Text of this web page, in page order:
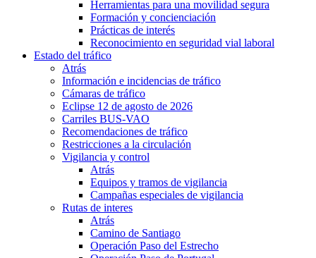
Herramientas para una movilidad segura
Formación y concienciación
Prácticas de interés
Reconocimiento en seguridad vial laboral
Estado del tráfico
Atrás
Información e incidencias de tráfico
Cámaras de tráfico
Eclipse 12 de agosto de 2026
Carriles BUS-VAO
Recomendaciones de tráfico
Restricciones a la circulación
Vigilancia y control
Atrás
Equipos y tramos de vigilancia
Campañas especiales de vigilancia
Rutas de interes
Atrás
Camino de Santiago
Operación Paso del Estrecho